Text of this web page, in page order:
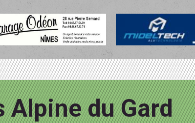
Alpine du Gard